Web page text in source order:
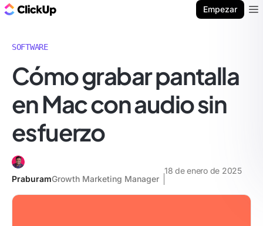
Empezar
SOFTWARE
Cómo grabar pantalla
en Mac con audio sin
esfuerzo
PraburamGrowth Marketing Manager
18 de enero de 2025